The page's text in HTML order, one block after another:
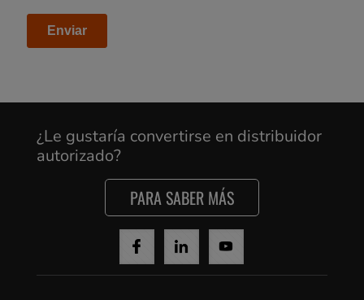
¿Le gustaría convertirse en distribuidor
autorizado?
PARA SABER MÁS